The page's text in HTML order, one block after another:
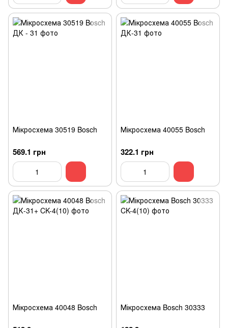
Мікросхема 30519 Bosch
569.1 грн
Мікросхема 40055 Bosch
322.1 грн
Мікросхема 40048 Bosch Мікросхема Bosch 30333